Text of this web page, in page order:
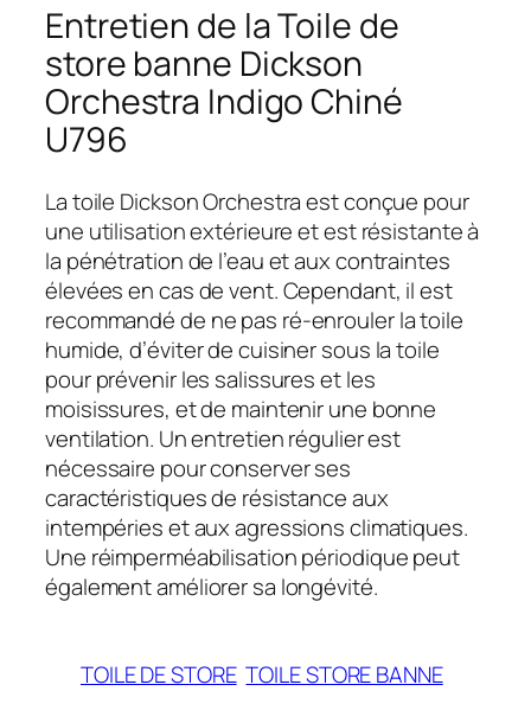
Entretien de la Toile de
store banne Dickson
Orchestra Indigo Chiné
U796
La toile Dickson Orchestra est conçue pour
une utilisation extérieure et est résistante à
la pénétration de l’eau et aux contraintes
élevées en cas de vent. Cependant, il est
recommandé de ne pas ré-enrouler la toile
humide, d’éviter de cuisiner sous la toile
pour prévenir les salissures et les
moisissures, et de maintenir une bonne
ventilation. Un entretien régulier est
nécessaire pour conserver ses
caractéristiques de résistance aux
intempéries et aux agressions climatiques.
Une réimperméabilisation périodique peut
également améliorer sa longévité.
TOILE DE STORE TOILE STORE BANNE